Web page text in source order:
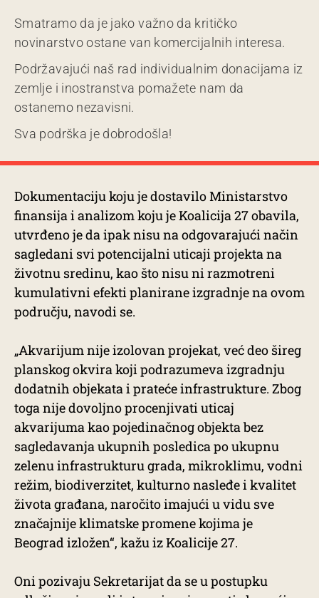
Smatramo da je jako važno da kritičko
novinarstvo ostane van komercijalnih interesa.
Podržavajući naš rad individualnim donacijama iz
zemlje i inostranstva pomažete nam da
ostanemo nezavisni.
Sva podrška je dobrodošla!
Dokumentaciju koju je dostavilo Ministarstvo
finansija i analizom koju je Koalicija 27 obavila,
utvrđeno je da ipak nisu na odgovarajući način
sagledani svi potencijalni uticaji projekta na
životnu sredinu, kao što nisu ni razmotreni
kumulativni efekti planirane izgradnje na ovom
području, navodi se.
„Akvarijum nije izolovan projekat, već deo šireg
planskog okvira koji podrazumeva izgradnju
dodatnih objekata i prateće infrastrukture. Zbog
toga nije dovoljno procenjivati uticaj
akvarijuma kao pojedinačnog objekta bez
sagledavanja ukupnih posledica po ukupnu
zelenu infrastrukturu grada, mikroklimu, vodni
režim, biodiverzitet, kulturno nasleđe i kvalitet
života građana, naročito imajući u vidu sve
značajnije klimatske promene kojima je
Beograd izložen“, kažu iz Koalicije 27.
Oni pozivaju Sekretarijat da se u postupku